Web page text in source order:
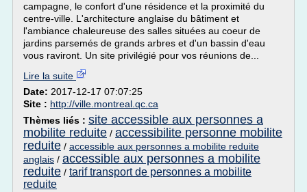
campagne, le confort d'une résidence et la proximité du
centre-ville. L'architecture anglaise du bâtiment et
l'ambiance chaleureuse des salles situées au coeur de
jardins parsemés de grands arbres et d'un bassin d'eau
vous raviront. Un site privilégié pour vos réunions de...
Lire la suite
Date: 2017-12-17 07:07:25
Site : http://ville.montreal.qc.ca
Thèmes liés : site accessible aux personnes a
mobilite reduite / accessibilite personne mobilite
reduite / accessible aux personnes a mobilite reduite
anglais / accessible aux personnes a mobilite
reduite / tarif transport de personnes a mobilite
reduite